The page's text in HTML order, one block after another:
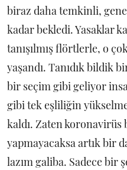
biraz daha temkinli,
kadar bekledi. Yasaklar
tanışılmış flörtlerle, o
yaşandı. Tanıdık bildik
bir seçim gibi geliyor
gibi tek eşliliğin
kaldı. Zaten
yapmayacaksa artık bir
lazım galiba. Sadece bir